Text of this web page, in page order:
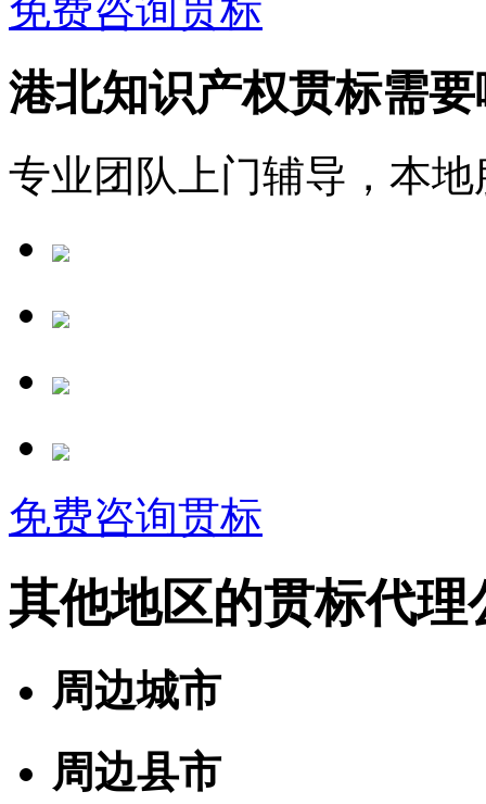
免费咨询贯标
港北知识产权贯标需
专业团队上门辅导，本
免费咨询贯标
其他地区的贯标代理
周边城市
周边县市